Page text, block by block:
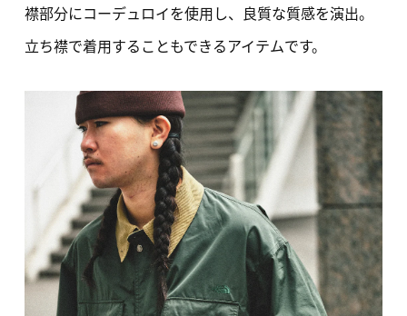
襟部分にコーデュロイを使用し、良質な質感を演出。
立ち襟で着用することもできるアイテムです。